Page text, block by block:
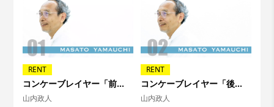
RENT
コンケーブレイヤー「前
編」
山内政人
RENT
コンケーブレイヤー「後
編」
山内政人